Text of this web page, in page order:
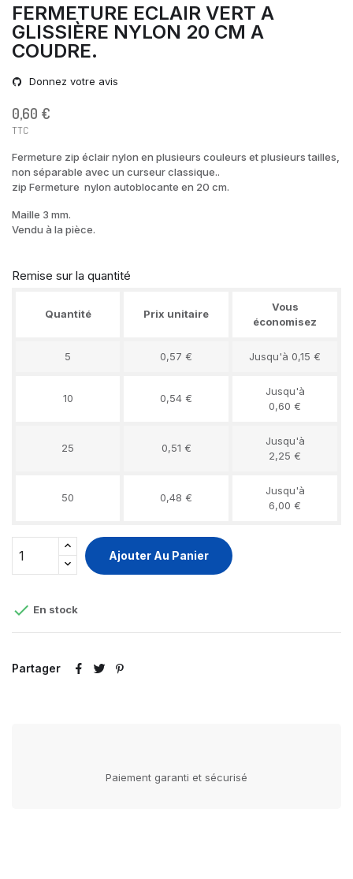
FERMETURE ECLAIR VERT A
GLISSIÈRE NYLON 20 CM A
COUDRE.
Donnez votre avis
0,60 €
TTC
Fermeture zip éclair nylon en plusieurs couleurs et plusieurs tailles,
non séparable avec un curseur classique..
zip Fermeture nylon autoblocante en 20 cm.
Maille 3 mm.
Vendu à la pièce.
Remise sur la quantité
Quantité Prix unitaire
Vous
économisez
5 0,57 € Jusqu'à 0,15 €
10 0,54 €
Jusqu'à
0,60 €
25 0,51 €
Jusqu'à
2,25 €
50 0,48 €
Jusqu'à
6,00 €
Ajouter Au Panier
 En stock
Partager
Paiement garanti et sécurisé